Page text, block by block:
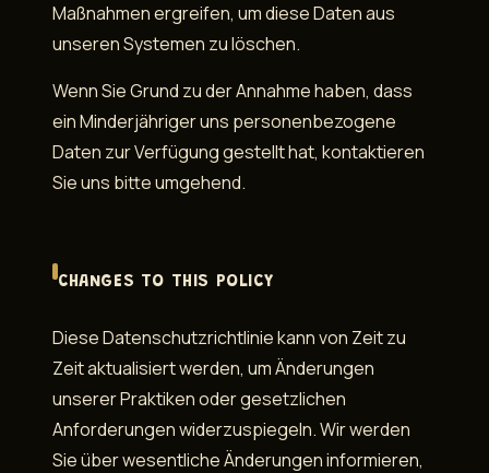
Maßnahmen ergreifen, um diese Daten aus
unseren Systemen zu löschen.
Wenn Sie Grund zu der Annahme haben, dass
ein Minderjähriger uns personenbezogene
Daten zur Verfügung gestellt hat, kontaktieren
Sie uns bitte umgehend.
CHANGES TO THIS POLICY
Diese Datenschutzrichtlinie kann von Zeit zu
Zeit aktualisiert werden, um Änderungen
unserer Praktiken oder gesetzlichen
Anforderungen widerzuspiegeln. Wir werden
Sie über wesentliche Änderungen informieren,